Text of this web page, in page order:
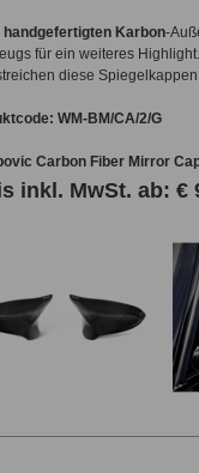
handgefertigten Karbon-
für ein weiteres
diese
WM-BM/CA/2/G
Carbon Fiber Mirror
inkl. MwSt. ab: €